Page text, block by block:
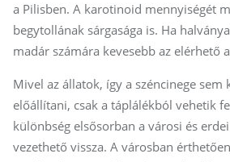
a Pilisben. A karotinoid mennyiségét
begytollának sárgasága is. Ha
madár számára kevesebb az elérhető
Mivel az állatok, így a széncinege
előállítani, csak a táplálékból vehetik
különbség elsősorban a városi és
vezethető vissza. A városban